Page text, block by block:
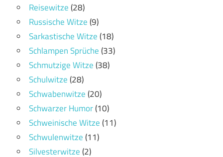
Reisewitze(28)
Russische Witze(9)
Sarkastische Witze(18)
Schlampen Sprüche(33)
Schmutzige Witze(38)
Schulwitze(28)
Schwabenwitze(20)
Schwarzer Humor(10)
Schweinische Witze(11)
Schwulenwitze(11)
Silvesterwitze(2)